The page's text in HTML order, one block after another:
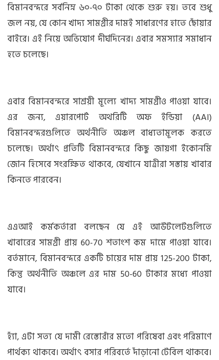
বিমানবন্দরে সর্বনিম্ন ৬০-৭০ টাকা থেকে শুরু হয়। তবে শুধু
জল নয়, যে কোন খাদ্য সামগ্রীর দামই সাধারণের হাতে ছোঁয়ার
বাইরে। এই নিয়ে অভিযোগ দীর্ঘদিনের। এবার সমস্যার সমাধান
হতে চলেছে।
এবার বিমানবন্দরে সাশ্রয়ী মূল্যে খাদ্য সামগ্রীও পাওয়া যাবে।
এর জন্য, এয়ারপোর্ট অথরিটি অফ ইন্ডিয়া (AAI)
বিমানবন্দরগুলিতে অর্থনীতি অঞ্চল বাধ্যতামূলক করতে
চলেছে। অর্থাৎ প্রতিটি বিমানবন্দরে কিছু জায়গা ইকোনমি
জোন হিসেবে সংরক্ষিত থাকবে, যেখানে যাত্রীরা সস্তায় খাবার
কিনতে পারবেন।
এএআই কর্মকর্তারা বলছেন যে এই আউটলেটগুলিতে
খাবারের সামগ্রী প্রায় 60-70 শতাংশ কম দামে পাওয়া যাবে।
বর্তমানে, বিমানবন্দরে একটি চায়ের দাম প্রায় 125-200 টাকা,
কিন্তু অর্থনীতি অঞ্চলে এর দাম 50-60 টাকার মধ্যে পাওয়া
যাবে।
হ্যাঁ, এটা সত্য যে দামী রেস্তোরাঁর মতো পরিষেবা এবং পরিমাণে
পার্থক্য থাকবে। অর্থাৎ বসার পরিবর্তে দাঁড়ানো টেবিল থাকবে।